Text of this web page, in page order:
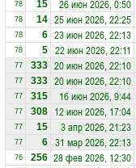
78 15 26 июн 2026, 0:50
78 14 25 июн 2026, 22:25
78 6 23 июн 2026, 22:13
78 5 22 июн 2026, 22:11
77 333 20 июн 2026, 22:10
77 333 20 июн 2026, 22:10
77 315 16 июн 2026, 9:44
77 308 12 июн 2026, 17:04
77 15 3 апр 2026, 21:23
77 6 31 мар 2026, 22:13
76 256 28 фев 2026, 12:30